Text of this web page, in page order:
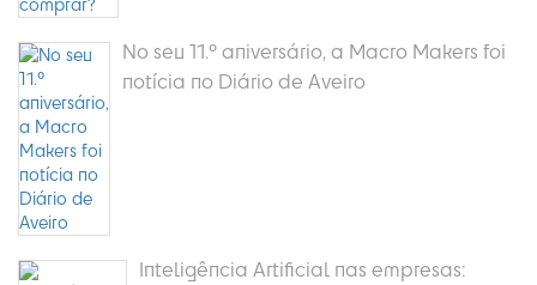
No seu 11.º aniversário, a Macro Makers foi
notícia no Diário de Aveiro
Inteligência Artificial nas empresas: